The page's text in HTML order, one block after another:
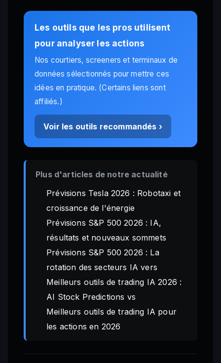
Les outils que les pros utilisent
pour analyser les actions
Nos courtiers, screeners et terminaux de
données sélectionnés pour mettre ces
idées en pratique. (Certains liens sont
affiliés.)
Voir les outils recommandés ›
Plus d'articles de notre actualité
Prévisions Tesla 2026 : Robotaxi et
croissance de l'énergie
Prévisions S&P 500 2026 : IA,
résultats et nouveaux sommets
Prévisions S&P 500 2026 : La
rotation des secteurs IA vers
Meilleurs outils de trading IA 2026 :
AI Stock Predictions vs
Meilleurs outils de trading IA pour
les actions en 2026